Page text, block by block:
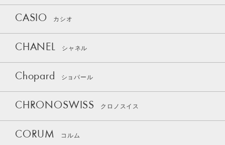
CASIO カシオ
CHANEL シャネル
Chopard ショパール
CHRONOSWISS クロノスイス
CORUM コルム